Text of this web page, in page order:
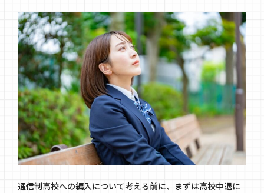
通信制高校への編入について考える前に、まずは高校中退に